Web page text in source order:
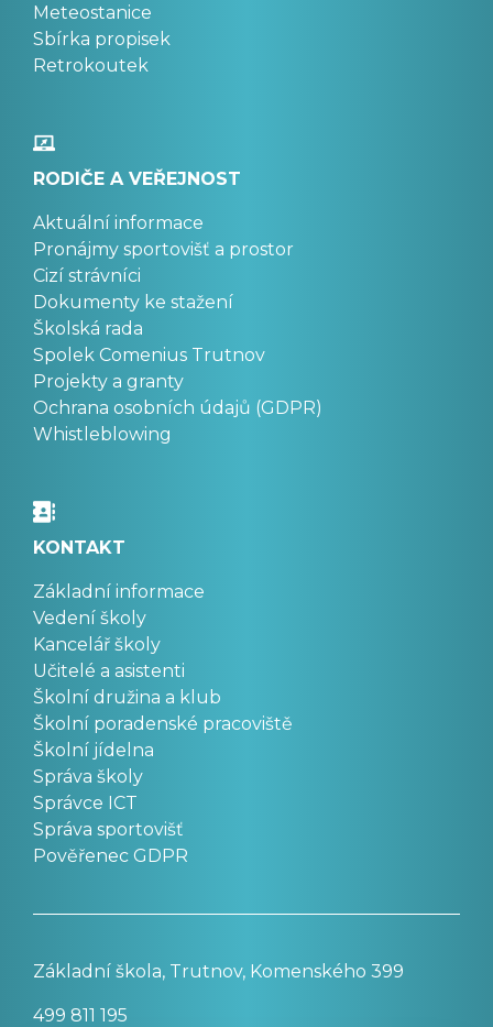
Meteostanice
Sbírka propisek
Retrokoutek
RODIČE A VEŘEJNOST
Aktuální informace
Pronájmy sportovišť a prostor
Cizí strávníci
Dokumenty ke stažení
Školská rada
Spolek Comenius Trutnov
Projekty a granty
Ochrana osobních údajů (GDPR)
Whistleblowing
KONTAKT
Základní informace
Vedení školy
Kancelář školy
Učitelé a asistenti
Školní družina a klub
Školní poradenské pracoviště
Školní jídelna
Správa školy
Správce ICT
Správa sportovišť
Pověřenec GDPR
Základní škola, Trutnov, Komenského 399
499 811 195